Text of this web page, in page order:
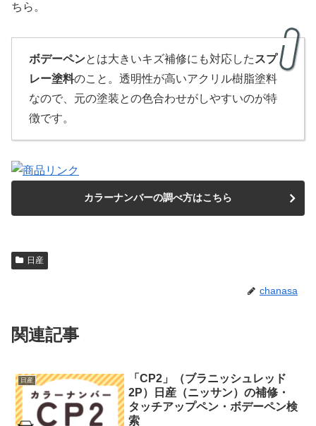
ちら。
ボデーペンとは大きいキズ補修にも対応した スプ
レー塗料のこと。透明性が高いアクリル樹脂塗料
なので、元の塗装との色合わせがしやすいのが特
徴です。
カラーナンバーの調べ方はこちら
日産
chanasa
関連記事
日産
「CP2」（ブラニッシュレッド
2P）日産（ニッサン）の補修・
タッチアップペン・ボデーペン検
索